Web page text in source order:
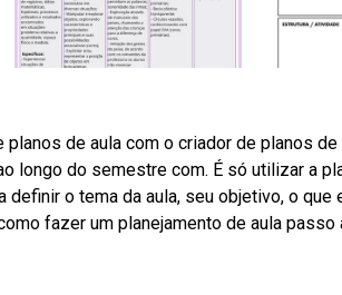
de aula com o criador de planos de
longo do semestre com. É só utilizar a
o tema da aula, seu objetivo, o
fazer um planejamento de aula